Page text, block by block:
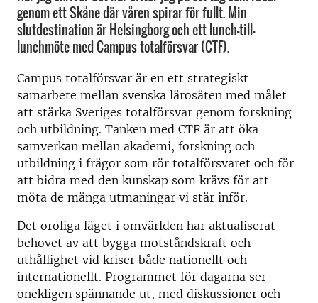
genom ett Skåne där våren spirar för fullt. Min
slutdestination är Helsingborg och ett lunch-till-
lunchmöte med Campus totalförsvar (CTF).
Campus totalförsvar är en ett strategiskt
samarbete mellan svenska lärosäten med målet
att stärka Sveriges totalförsvar genom forskning
och utbildning. Tanken med CTF är att öka
samverkan mellan akademi, forskning och
utbildning i frågor som rör totalförsvaret och för
att bidra med den kunskap som krävs för att
möta de många utmaningar vi står inför.
Det oroliga läget i omvärlden har aktualiserat
behovet av att bygga motståndskraft och
uthållighet vid kriser både nationellt och
internationellt. Programmet för dagarna ser
onekligen spännande ut, med diskussioner och